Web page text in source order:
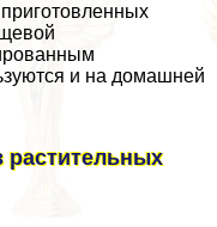
и на домашней
растительных